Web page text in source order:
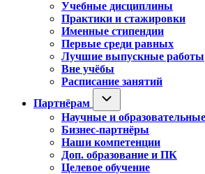
Учебные дисциплины
Практики и стажировки
Именные стипендии
Первые среди равных
Лучшие выпускные работы
Вне учёбы
Расписание занятий
Партнёрам
Партнёрам
Научные и
Бизнес-партнёры
Наши компетенции
Доп. образование и ПК
Целевое обучение